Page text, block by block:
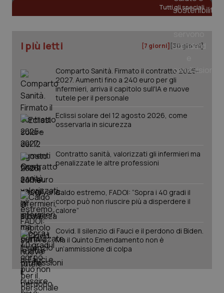
Tutti gli speciali
I più letti [7 giorni] [30 giorni]
Comparto Sanità. Firmato il contratto 2025-
2027. Aumenti fino a 240 euro per gli
infermieri, arriva il capitolo sull'IA e nuove
tutele per il personale
Eclissi solare del 12 agosto 2026, come
osservarla in sicurezza
Contratto sanità, valorizzati gli infermieri ma
penalizzate le altre professioni
Caldo estremo, FADOI: “Sopra i 40 gradi il
corpo può non riuscire più a disperdere il
calore”
Covid. Il silenzio di Fauci e il perdono di Biden.
Ma il Quinto Emendamento non è
un’ammissione di colpa
www.quotidianosanita.it
2
.quotidianosanita.it